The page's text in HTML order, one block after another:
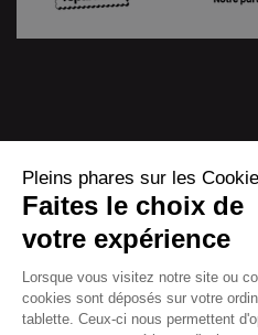
Pleins phares sur les
Faites le choix de
votre expérience
Lorsque vous visitez notre site ou
cookies sont déposés sur votre
tablette. Ceux-ci nous permettent